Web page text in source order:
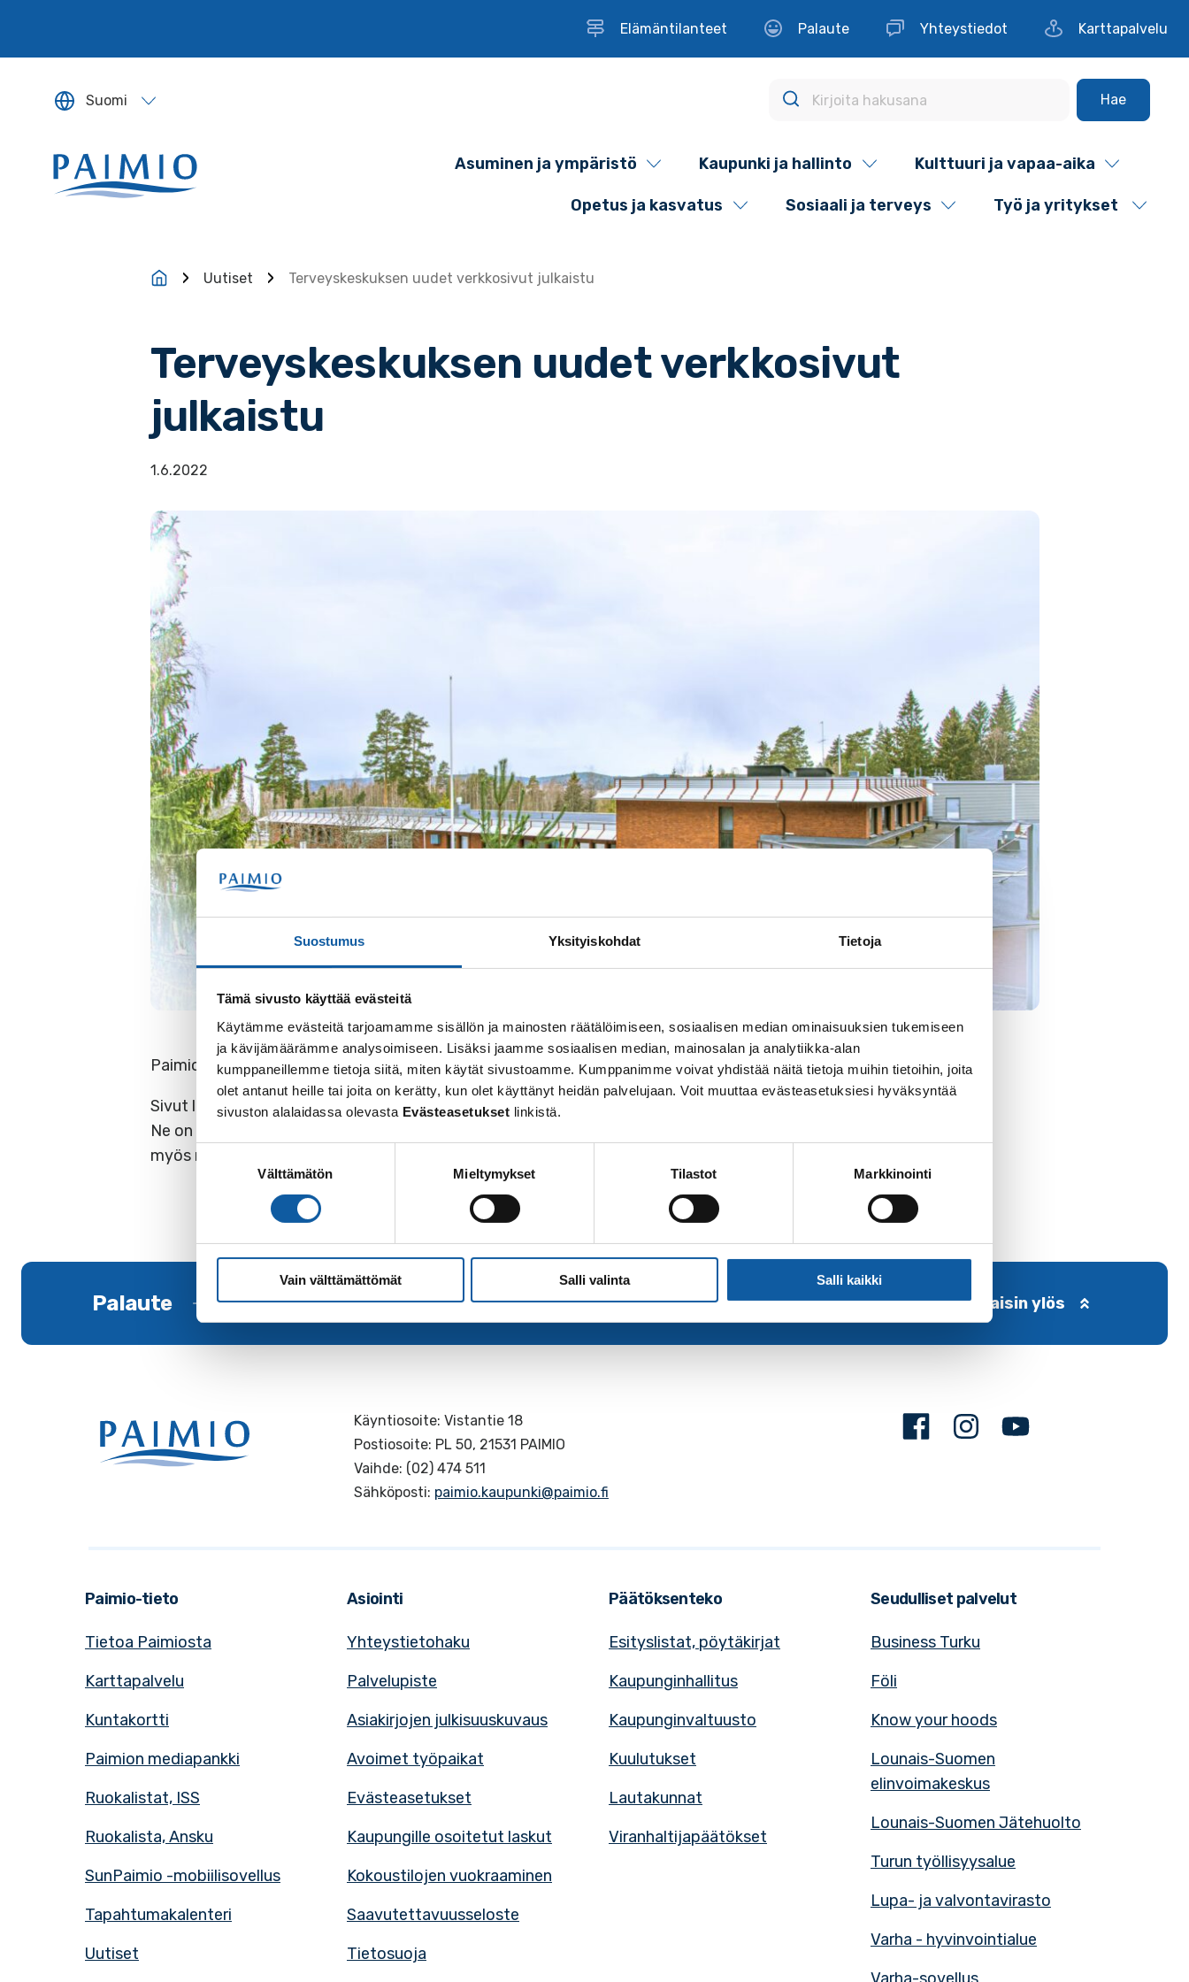
Suostumus Yksityiskohdat Tietoja
Tämä sivusto käyttää evästeitä
Käytämme evästeitä tarjoamamme sisällön ja mainosten räätälöimiseen, sosiaalisen median ominaisuuksien tukemiseen
ja kävijämäärämme analysoimiseen. Lisäksi jaamme sosiaalisen median, mainosalan ja analytiikka-alan
kumppaneillemme tietoja siitä, miten käytät sivustoamme. Kumppanimme voivat yhdistää näitä tietoja muihin tietoihin, joita
olet antanut heille tai joita on kerätty, kun olet käyttänyt heidän palvelujaan. Voit muuttaa evästeasetuksiesi hyväksyntää
sivuston alalaidassa olevasta Evästeasetukset linkistä.
Suostumuksen
Välttämätön Mieltymykset Tilastot Markkinointi
Vain välttämättömät Salli valinta Salli kaikki
Elämäntilanteet Palaute Yhteystiedot Karttapalvelu
Suomi
Sivun kieleksi valitaan englanti.
Hae
Asuminen ja ympäristö Kaupunki ja hallinto Kulttuuri ja vapaa-aika
Opetus ja kasvatus Sosiaali ja terveys Työ ja yritykset
Uutiset Terveyskeskuksen uudet verkkosivut julkaistu
Terveyskeskuksen uudet verkkosivut
julkaistu
1.6.2022
Paimion-Sauvon kansanterveyskuntayhtymän uudet internetsivut on julkaistu tänään 1. kesäkuuta.
Sivut löytyvät osoitteestapaimionsauvonterveyskeskus.fi
Ne on tuotettu Paimion kaupungin erillissivustona. Niinpä terveyskeskuksen sivuilla olevia palveluja voi hakea
myös näiden Paimion kaupungin internetsivujen
Palaute Takaisin ylös
Käyntiosoite: Vistantie 18
Postiosoite: PL 50, 21531 PAIMIO
Vaihde: (02) 474 511
Sähköposti: paimio.kaupunki@paimio.fi
FacebookInstagram
Paimio-tieto
Tietoa Paimiosta
Karttapalvelu
Kuntakortti
Paimion mediapankki
Ruokalistat, ISS
Ruokalista, Ansku
SunPaimio -mobiilisovellus
Tapahtumakalenteri
Uutiset
Asiointi
Yhteystietohaku
Palvelupiste
Asiakirjojen julkisuuskuvaus
Avoimet työpaikat
Evästeasetukset
Kaupungille osoitetut laskut
Kokoustilojen vuokraaminen
Saavutettavuusseloste
Tietosuoja
Päätöksenteko
Esityslistat, pöytäkirjat
Kaupunginhallitus
Kaupunginvaltuusto
Kuulutukset
Lautakunnat
Viranhaltijapäätökset
Seudulliset palvelut
Business Turku
Föli
Know your hoods
Lounais-Suomen
elinvoimakeskus
Lounais-Suomen Jätehuolto
Turun työllisyysalue
Lupa- ja valvontavirasto
Varha - hyvinvointialue